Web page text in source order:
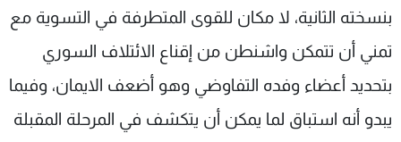
بنسخته الثانية، لا مكان للقوى المتطرفة في التسوية مع
تمني أن تتمكن واشنطن من إقناع الائتلاف السوري
بتحديد أعضاء وفده التفاوضي وهو أضعف الايمان، وفيما
يبدو أنه استباق لما يمكن أن يتكشف في المرحلة المقبلة